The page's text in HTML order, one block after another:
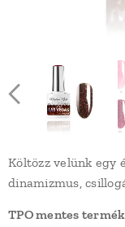
Költözz velünk egy
dinamizmus,
TPO mentes